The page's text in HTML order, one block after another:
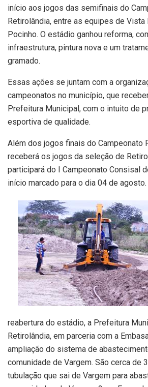
início aos jogos das semifinais do
Retirolândia, entre as equipes de Vista
Pocinho. O estádio ganhou reforma,
infraestrutura, pintura nova e um
gramado.
Essas ações se juntam com a
campeonatos no município, que
Prefeitura Municipal, com o intuito de
esportiva de qualidade.
Além dos jogos finais do Campeonato
receberá os jogos da seleção de
participará do I Campeonato Consisal
início marcado para o dia 04 de agosto.
reabertura do estádio, a Prefeitura
Retirolândia, em parceria com a
ampliação do sistema de
comunidade de Vargem. São cerca de
tubulação que sai de Vargem para